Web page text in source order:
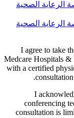
الرعاية الصحية
الرعاية الصحية
I agree to take
Medcare Hospitals &
with a certified
I
conferencing
consultation is